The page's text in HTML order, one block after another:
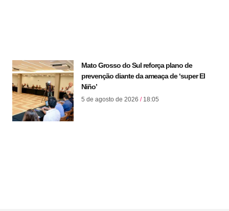
Mato Grosso do Sul reforça plano de
prevenção diante da ameaça de ‘super El
Niño’
5 de agosto de 2026 18:05